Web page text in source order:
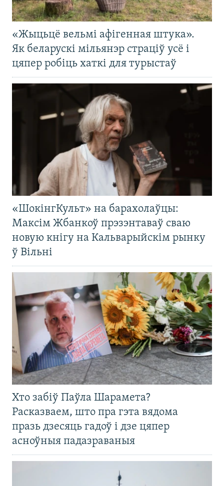
«Жыцьцё вельмі афігенная штука».
Як беларускі мільянэр страціў усё і
цяпер робіць хаткі для турыстаў
«ШокінгКульт» на барахолаўцы:
Максім Жбанкоў прэзэнтаваў сваю
новую кнігу на Кальварыйскім рынку
ў Вільні
Хто забіў Паўла Шарамета?
Расказваем, што пра гэта вядома
празь дзесяць гадоў і дзе цяпер
асноўныя падазраваныя